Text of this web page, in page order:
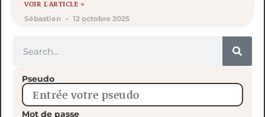
VOIR L'ARTICLE »
Sébastien 12 octobre 2025
Pseudo
Mot de passe